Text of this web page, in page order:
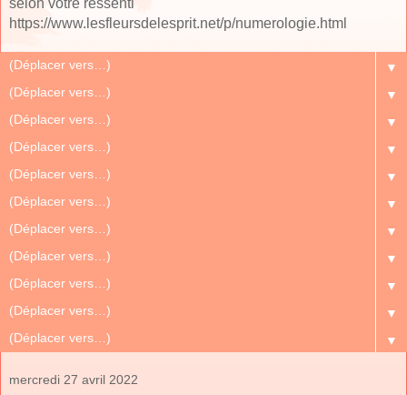
https://www.lesfleursdelesprit.net/p/numerologie.html
▼
▼
▼
▼
▼
▼
▼
▼
▼
▼
▼
mercredi 27 avril 2022